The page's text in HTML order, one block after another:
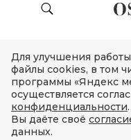
Для улучшения
файлы cookies, в том
программы «Яндекс
осуществляется
конфиденциальности
Вы даёте своё
данных.